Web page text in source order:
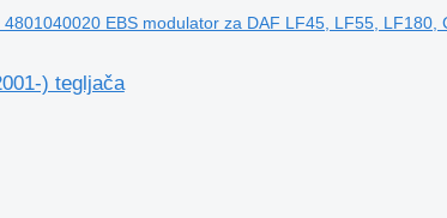
4801040020 EBS modulator za DAF LF45, LF55,
) tegljača